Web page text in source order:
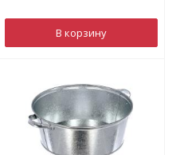
В корзину